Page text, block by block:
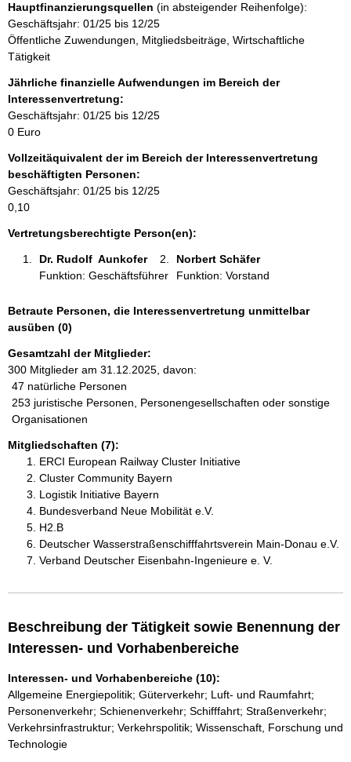
t
i
n
o
r
m
a
i
o
n
e
n
Hauptfinanzierungsquellen (in absteigender Reihenfolge):
Geschäftsjahr: 01/25 bis 12/25
Öffentliche Zuwendungen, Mitgliedsbeiträge, Wirtschaftliche
Tätigkeit
Jährliche finanzielle Aufwendungen im Bereich der
Interessenvertretung:
Geschäftsjahr: 01/25 bis 12/25
0 Euro
Vollzeitäquivalent der im Bereich der Interessenvertretung
beschäftigten Personen:
Geschäftsjahr: 01/25 bis 12/25
0,10
Vertretungsberechtigte Person(en):
Dr. Rudolf  Aunkofer
Funktion: Geschäftsführer
Norbert Schäfer
Funktion: Vorstand
Betraute Personen, die Interessenvertretung unmittelbar
ausüben (0)
Gesamtzahl der Mitglieder:
300 Mitglieder am 31.12.2025, davon:
47 natürliche Personen
253 juristische Personen, Personengesellschaften oder sonstige
Organisationen
Mitgliedschaften (7):
ERCI European Railway Cluster Initiative
Cluster Community Bayern
Logistik Initiative Bayern
Bundesverband Neue Mobilität e.V.
H2.B
Deutscher Wasserstraßenschifffahrtsverein Main-Donau e.V.
Verband Deutscher Eisenbahn-Ingenieure e. V.
Beschreibung der Tätigkeit sowie Benennung der
Interessen- und Vorhabenbereiche
Interessen- und Vorhabenbereiche (10):
Allgemeine Energiepolitik; Güterverkehr; Luft- und Raumfahrt;
Personenverkehr; Schienenverkehr; Schifffahrt; Straßenverkehr;
Verkehrsinfrastruktur; Verkehrspolitik; Wissenschaft, Forschung und
Technologie